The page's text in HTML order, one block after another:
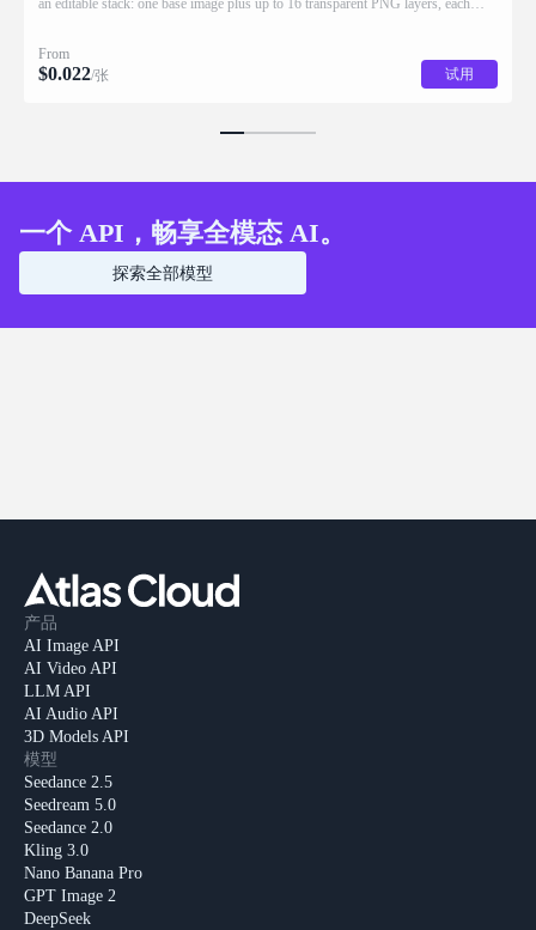
From
$0.022/张 试用
一个 API，畅享全模态 AI。
探索全部模型
产品
AI Image API
AI Video API
LLM API
AI Audio API
3D Models API
模型
Seedance 2.5
Seedream 5.0
Seedance 2.0
Kling 3.0
Nano Banana Pro
GPT Image 2
DeepSeek